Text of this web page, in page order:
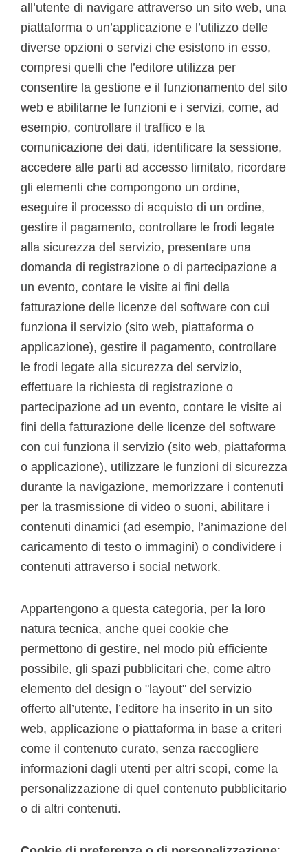
all’utente di navigare attraverso un sito web, una
piattaforma o un’applicazione e l’utilizzo delle
diverse opzioni o servizi che esistono in esso,
compresi quelli che l’editore utilizza per
consentire la gestione e il funzionamento del sito
web e abilitarne le funzioni e i servizi, come, ad
esempio, controllare il traffico e la
comunicazione dei dati, identificare la sessione,
accedere alle parti ad accesso limitato, ricordare
gli elementi che compongono un ordine,
eseguire il processo di acquisto di un ordine,
gestire il pagamento, controllare le frodi legate
alla sicurezza del servizio, presentare una
domanda di registrazione o di partecipazione a
un evento, contare le visite ai fini della
fatturazione delle licenze del software con cui
funziona il servizio (sito web, piattaforma o
applicazione), gestire il pagamento, controllare
le frodi legate alla sicurezza del servizio,
effettuare la richiesta di registrazione o
partecipazione ad un evento, contare le visite ai
fini della fatturazione delle licenze del software
con cui funziona il servizio (sito web, piattaforma
o applicazione), utilizzare le funzioni di sicurezza
durante la navigazione, memorizzare i contenuti
per la trasmissione di video o suoni, abilitare i
contenuti dinamici (ad esempio, l’animazione del
caricamento di testo o immagini) o condividere i
contenuti attraverso i social network.
Appartengono a questa categoria, per la loro
natura tecnica, anche quei cookie che
permettono di gestire, nel modo più efficiente
possibile, gli spazi pubblicitari che, come altro
elemento del design o "layout" del servizio
offerto all’utente, l’editore ha inserito in un sito
web, applicazione o piattaforma in base a criteri
come il contenuto curato, senza raccogliere
informazioni dagli utenti per altri scopi, come la
personalizzazione di quel contenuto pubblicitario
o di altri contenuti.